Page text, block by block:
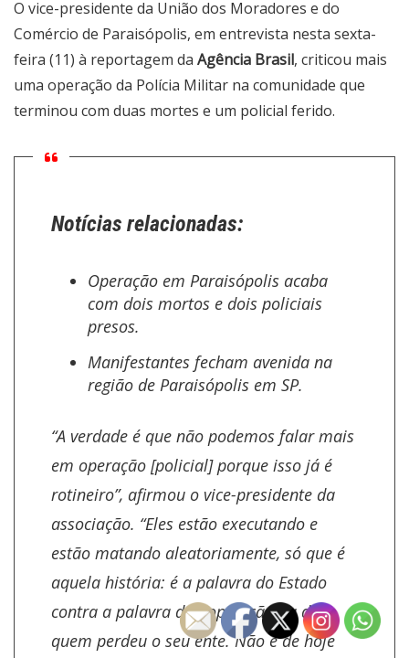
O vice-presidente da União dos Moradores e do
Comércio de Paraisópolis, em entrevista nesta sexta-
feira (11) à reportagem da Agência Brasil, criticou mais
uma operação da Polícia Militar na comunidade que
terminou com duas mortes e um policial ferido.
Notícias relacionadas:
Operação em Paraisópolis acaba
com dois mortos e dois policiais
presos.
Manifestantes fecham avenida na
região de Paraisópolis em SP.
“A verdade é que não podemos falar mais
em operação [policial] porque isso já é
rotineiro”, afirmou o vice-presidente da
associação. “Eles estão executando e
estão matando aleatoriamente, só que é
aquela história: é a palavra do Estado
contra a palavra da população ou de
quem perdeu o seu ente. Não é de hoje